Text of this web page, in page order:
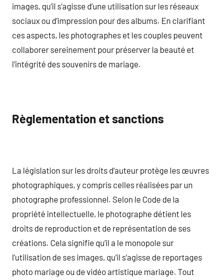
images, qu’il s’agisse d’une utilisation sur les réseaux
sociaux ou d’impression pour des albums. En clarifiant
ces aspects, les photographes et les couples peuvent
collaborer sereinement pour préserver la beauté et
l’intégrité des souvenirs de mariage.
Règlementation et sanctions
La législation sur les droits d’auteur protège les œuvres
photographiques, y compris celles réalisées par un
photographe professionnel. Selon le Code de la
propriété intellectuelle, le photographe détient les
droits de reproduction et de représentation de ses
créations. Cela signifie qu’il a le monopole sur
l’utilisation de ses images, qu’il s’agisse de reportages
photo mariage ou de vidéo artistique mariage. Tout